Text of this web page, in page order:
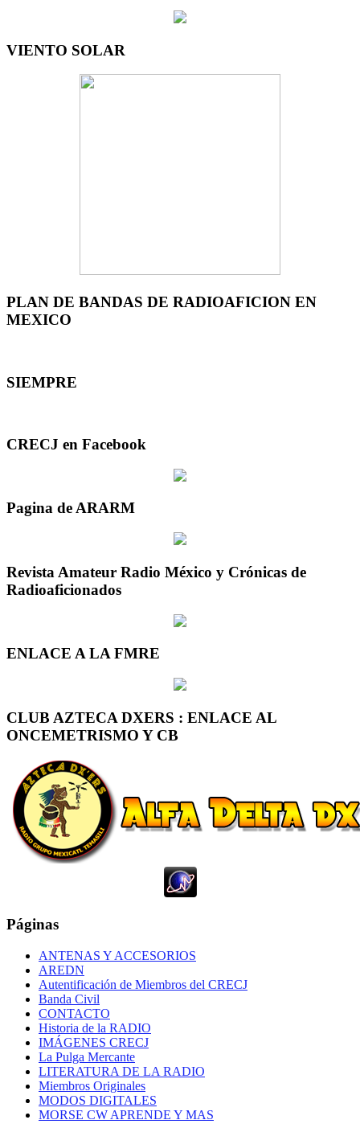
VIENTO SOLAR
PLAN DE BANDAS DE RADIOAFICION EN
MEXICO
SIEMPRE
CRECJ en Facebook
Pagina de ARARM
Revista Amateur Radio México y Crónicas de
Radioaficionados
ENLACE A LA FMRE
CLUB AZTECA DXERS : ENLACE AL
ONCEMETRISMO Y CB
Páginas
ANTENAS Y ACCESORIOS
AREDN
Autentificación de Miembros del CRECJ
Banda Civil
CONTACTO
Historia de la RADIO
IMÁGENES CRECJ
La Pulga Mercante
LITERATURA DE LA RADIO
Miembros Originales
MODOS DIGITALES
MORSE CW APRENDE Y MAS